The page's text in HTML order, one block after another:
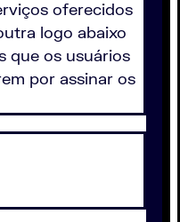
oferecidos
logo abaixo
que os usuários
por assinar os